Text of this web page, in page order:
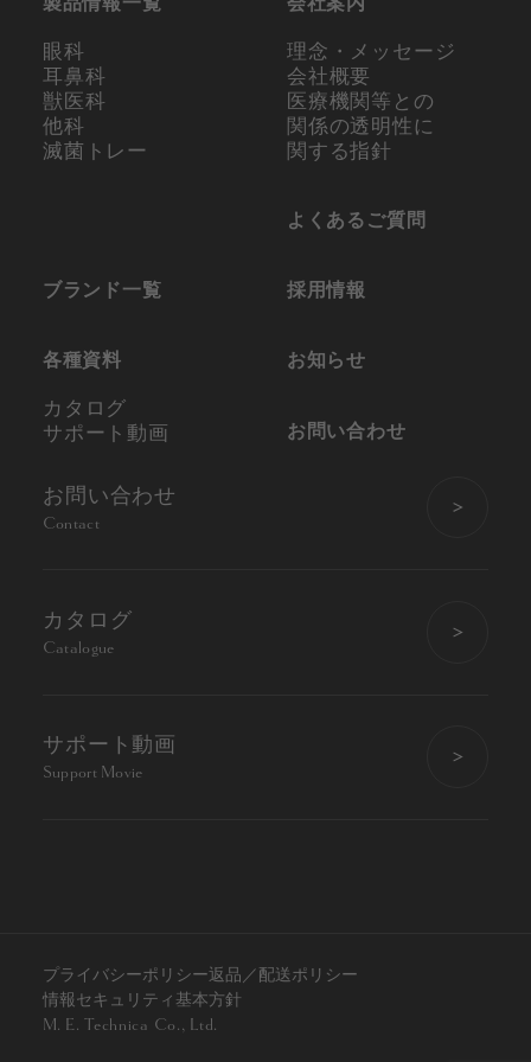
眼科
耳鼻科
獣医科
他科
滅菌トレー
ブランド一覧
各種資料
カタログ
サポート動画
理念・メッセージ
会社概要
医療機関等との
関係の透明性に
関する指針
よくあるご質問
採用情報
お知らせ
お問い合わせ
お問い合わせ
Contact
カタログ
Catalogue
サポート動画
Support Movie
プライバシーポリシー返品／配送ポリシー
情報セキュリティ基本方針
M. E. Technica Co., Ltd.